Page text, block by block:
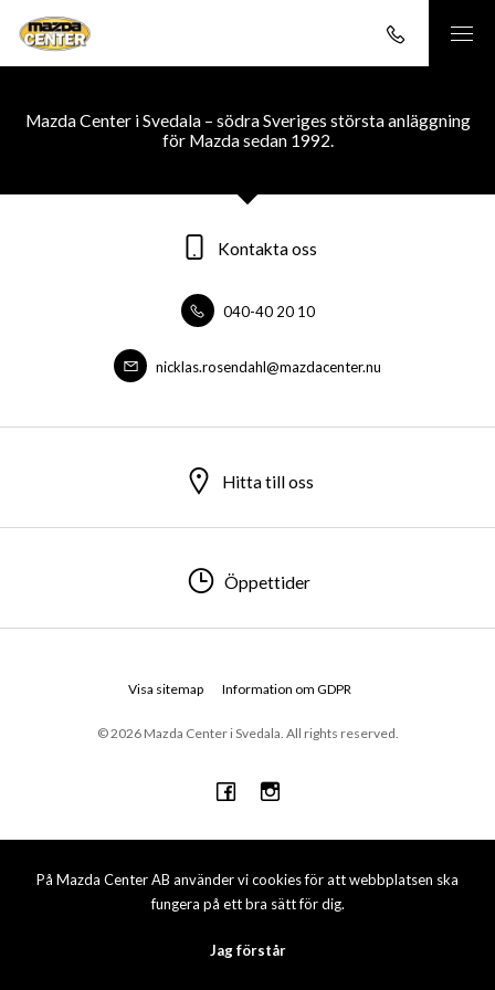
På Mazda Center AB använder vi cookies för att webbplatsen ska
fungera på ett bra sätt för dig.
Jag förstår
Mazda Center i Svedala – södra Sveriges största anläggning
för Mazda sedan 1992.
Kontakta oss
040-40 20 10
nicklas.rosendahl@mazdacenter.nu
Hitta till oss
Öppettider
© 2026 Mazda Center i Svedala. All rights reserved.
Visa sitemap Information om GDPR